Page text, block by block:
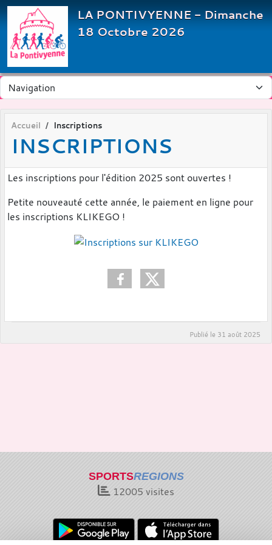
LA PONTIVYENNE - Dimanche
18 Octobre 2026
Accueil Inscriptions
INSCRIPTIONS
Les inscriptions pour l'édition 2025 sont ouvertes !
Petite nouveauté cette année, le paiement en ligne pour
les inscriptions KLIKEGO !
Publié le 31 août 2025
SPORTSREGIONS
12005 visites
Panneau de gestion des cookies